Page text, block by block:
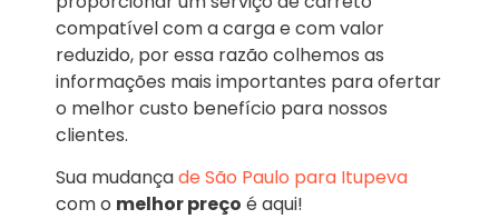
compatível com a carga e com valor
reduzido, por essa razão colhemos as
informações mais importantes para ofertar
o melhor custo benefício para nossos
clientes.
Sua mudançade São Paulo para Itupeva
com o melhor preço é aqui!